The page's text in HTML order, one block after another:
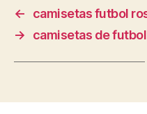
←
camisetas futbol
→
camisetas de